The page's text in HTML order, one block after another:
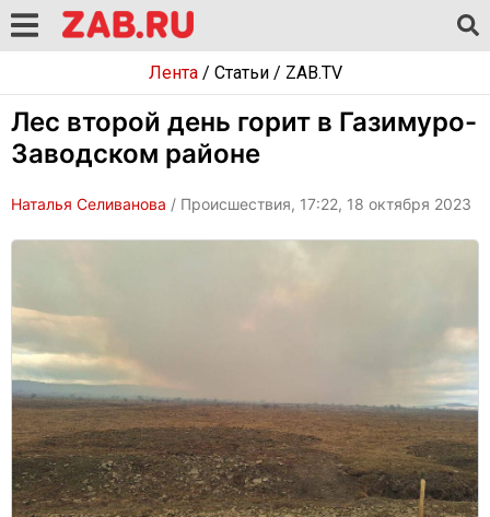
Лента/ Статьи/ ZAB.TV
Лес второй день горит в Газимуро-
Заводском районе
Наталья Селиванова / Происшествия, 17:22, 18 октября 2023